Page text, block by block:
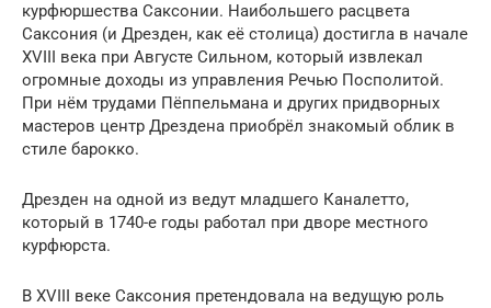
курфюршества Саксонии. Наибольшего расцвета
Саксония (и Дрезден, как её столица) достигла в начале
XVIII века при Августе Сильном, который извлекал
огромные доходы из управления Речью Посполитой.
При нём трудами Пёппельмана и других придворных
мастеров центр Дрездена приобрёл знакомый облик в
стиле барокко.
Дрезден на одной из ведут младшего Каналетто,
который в 1740-е годы работал при дворе местного
курфюрста.
В XVIII веке Саксония претендовала на ведущую роль